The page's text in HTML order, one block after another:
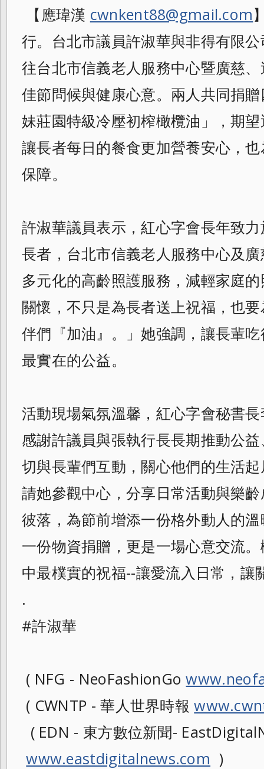
【應瑋漢 cwnkent88@gmail.com
行。台北市議員許淑華與非得有限
往台北市信義老人服務中心暨廣慈
佳節問候與健康心意。兩人共同捐
妹莊園特級冷壓初榨橄欖油」，期
讓長者每日的餐食更加營養安心，
保障。
許淑華議員表示，紅心字會長年致
長者，台北市信義老人服務中心及
多元化的高齡照護服務，減輕家庭
關懷，不只是為長者送上祝福，也
伴們『加油』。」她強調，讓長輩
最實在的公益。
活動現場氣氛溫馨，紅心字會秘書
感謝許議員與張執行長長期推動公
切與長輩們互動，關心他們的生活
請她參觀中心，分享日常活動與樂
彼落，為節前增添一份格外動人的
一份物資捐贈，更是一場心意交流
中最樸實的祝福--讓愛流入日常，讓
.
#許淑華
( NFG - NeoFashionGo
( CWNTP - 華人世界時報
( EDN - 東方數位新聞-
www.eastdigitalnews.com )